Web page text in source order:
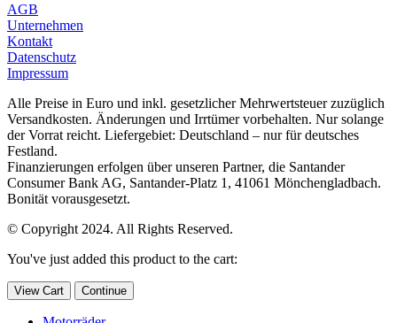
AGB
Unternehmen
Kontakt
Datenschutz
Impressum
Alle Preise in Euro und inkl. gesetzlicher Mehrwertsteuer zuzüglich
Versandkosten. Änderungen und Irrtümer vorbehalten. Nur solange
der Vorrat reicht. Liefergebiet: Deutschland – nur für deutsches
Festland.
Finanzierungen erfolgen über unseren Partner, die Santander
Consumer Bank AG, Santander-Platz 1, 41061 Mönchengladbach.
Bonität vorausgesetzt.
© Copyright 2024. All Rights Reserved.
You've just added this product to the cart:
View Cart Continue